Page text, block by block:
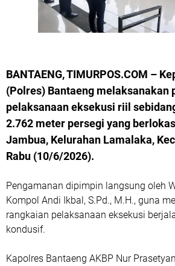
BANTAENG, TIMURPOS.COM –
(Polres) Bantaeng melaksanakan
pelaksanaan eksekusi riil
2.762 meter persegi yang
Jambua, Kelurahan Lamalaka,
Rabu (10/6/2026).
Pengamanan dipimpin langsung oleh
Kompol Andi Ikbal, S.Pd., M.H., guna
rangkaian pelaksanaan eksekusi
kondusif.
Kapolres Bantaeng AKBP Nur